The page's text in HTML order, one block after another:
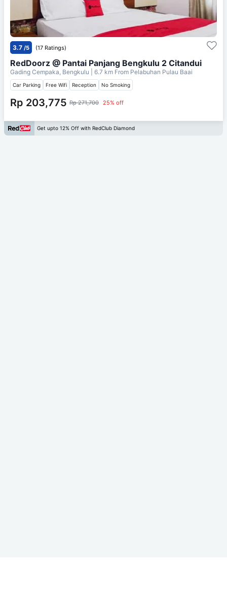
3.7 /5 (17 Ratings)
RedDoorz @ Pantai Panjang Bengkulu 2 Citandui
Gading Cempaka, Bengkulu | 6.7 km From Pelabuhan Pulau Baai
Car Parking Free Wifi Reception No Smoking
Rp 203,775 Rp 271,700 25% off
Get upto 12% Off with RedClub Diamond